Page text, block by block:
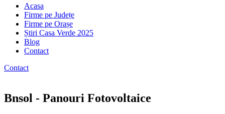
Acasa
Firme pe Județe
Firme pe Orașe
Știri Casa Verde 2025
Blog
Contact
Contact
Bnsol - Panouri Fotovoltaice